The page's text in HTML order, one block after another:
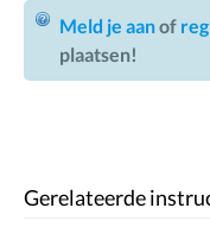
Meld je aanof
plaatsen!
Gerelateerde